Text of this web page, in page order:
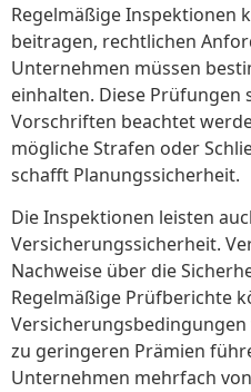
Regelmäßige Inspektionen
beitragen, rechtlichen
Unternehmen müssen
einhalten. Diese Prüfungen
Vorschriften beachtet
mögliche Strafen oder
schafft Planungssicherheit.
Die Inspektionen leisten
Versicherungssicherheit.
Nachweise über die
Regelmäßige Prüfberichte
zu geringeren Prämien
Unternehmen mehrfach